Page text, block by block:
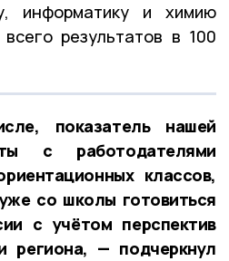
информатику и химию
результатов в 100
показатель нашей
с работодателями
классов,
со школы готовиться
с учётом перспектив
региона, — подчеркнул